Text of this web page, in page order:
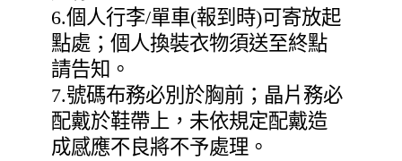
6.個人行李/單車(報到時)可寄放起
點處；個人換裝衣物須送至終點
請告知。
7.號碼布務必別於胸前；晶片務必
配戴於鞋帶上，未依規定配戴造
成感應不良將不予處理。